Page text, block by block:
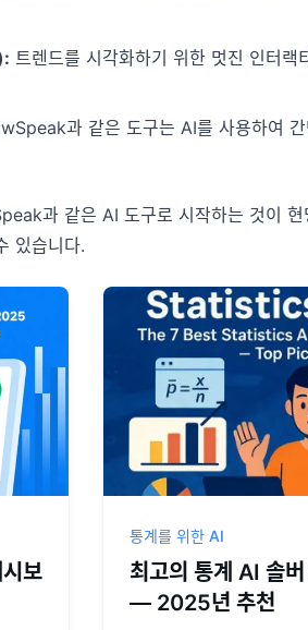
트렌드를 시각화하기 위한 멋진 인터
과 같은 도구는 AI를 사용하여
과 같은 AI 도구로 시작하는 것이
있습니다.
보
통계를 위한 AI
최고의 통계 AI 솔
— 2025년 추천